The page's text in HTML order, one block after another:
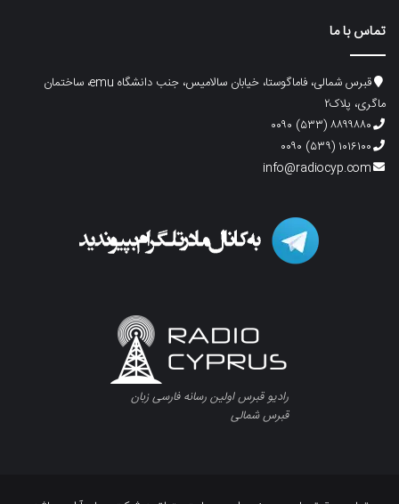
تماس با ما
قبرس شمالی، فاماگوستا، خیابان سالامیس، جنب دانشگاه emu، ساختمان
ماگری، پلاک۲
۸۸۹۹۸۸۰ (۵۳۳) ۰۰۹۰
۱۰۱۶۱۰۰ (۵۳۹) ۰۰۹۰
info@radiocyp.com
رادیو قبرس اولین رسانه فارسی زبان
قبرس شمالی